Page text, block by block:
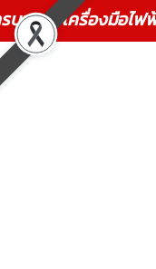
บวงจร เครื่องมือ